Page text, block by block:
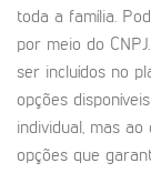
toda a família.
por meio do
ser incluídos no
opções
individual, mas
opções que